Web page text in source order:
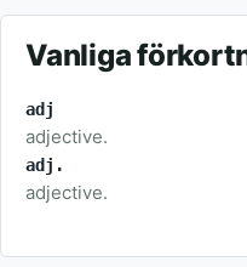
Vanliga
adj
adjective.
adj.
adjective.